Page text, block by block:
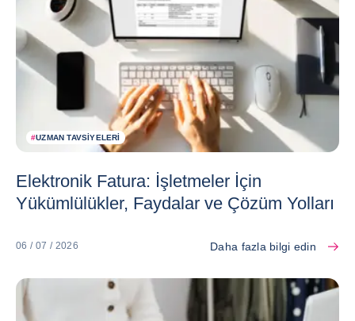
#UZMAN TAVSIYELERI
Elektronik Fatura: İşletmeler İçin
Yükümlülükler, Faydalar ve Çözüm Yolları
06 / 07 / 2026 Daha fazla bilgi edin